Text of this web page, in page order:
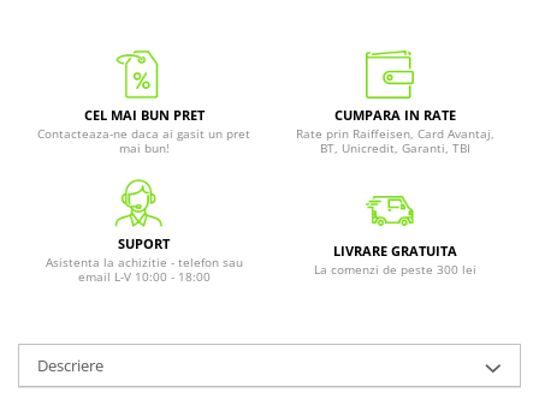
CEL MAI BUN PRET
Contacteaza-ne daca ai gasit un pret
mai bun!
CUMPARA IN RATE
Rate prin Raiffeisen, Card Avantaj,
BT, Unicredit, Garanti, TBI
SUPORT
Asistenta la achizitie - telefon sau
email L-V 10:00 - 18:00
LIVRARE GRATUITA
La comenzi de peste 300 lei
Descriere